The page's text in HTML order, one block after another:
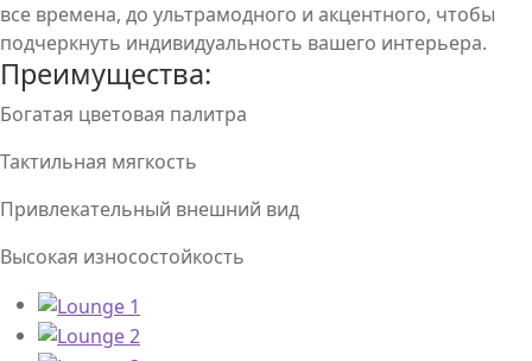
все времена, до ультрамодного и акцентного, чтобы
подчеркнуть индивидуальность вашего интерьера.
Преимущества:
Богатая цветовая палитра
Тактильная мягкость
Привлекательный внешний вид
Высокая износостойкость